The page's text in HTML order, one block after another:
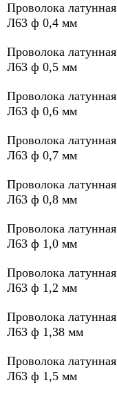
Проволока латунная
Л63 ф 0,4 мм
Проволока латунная
Л63 ф 0,5 мм
Проволока латунная
Л63 ф 0,6 мм
Проволока латунная
Л63 ф 0,7 мм
Проволока латунная
Л63 ф 0,8 мм
Проволока латунная
Л63 ф 1,0 мм
Проволока латунная
Л63 ф 1,2 мм
Проволока латунная
Л63 ф 1,38 мм
Проволока латунная
Л63 ф 1,5 мм